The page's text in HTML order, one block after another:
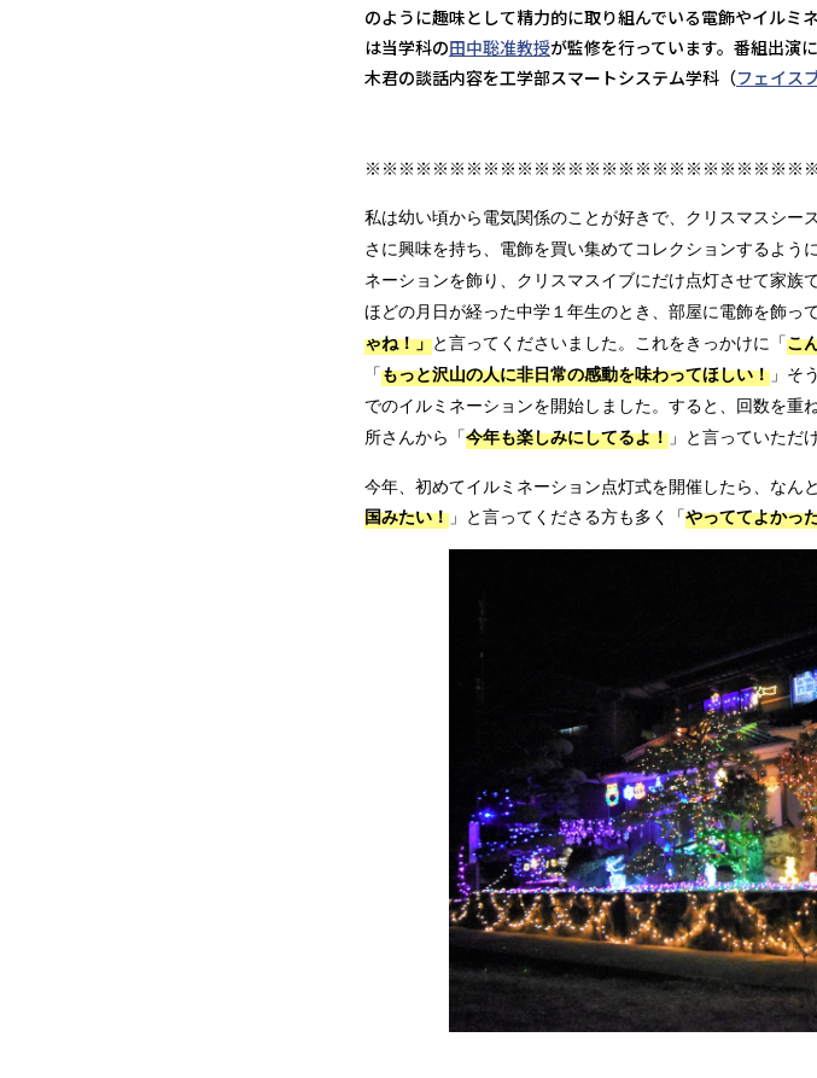
のように趣味として精力的に取り組んでいる電飾やイル
は当学科の田中聡准教授が監修を行っています。番組出演
木君の談話内容を工学部スマートシステム学科（フェイス
私は幼い頃から電気関係のことが好きで、クリスマスシー
さに興味を持ち、電飾を買い集めてコレクションするよう
ネーションを飾り、クリスマスイブにだけ点灯させて家
ほどの月日が経った中学１年生のとき、部屋に電飾を飾っ
ゃね！」と言ってくださいました。これをきっかけに「こ
「もっと沢山の人に非日常の感動を味わってほしい！ 」そ
でのイルミネーションを開始しました。すると、回数を
所さんから「今年も楽しみにしてるよ！ 」と言っていただ
今年、初めてイルミネーション点灯式を開催したら、なん
国みたい！ 」と言ってくださる方も多く「やっててよかっ